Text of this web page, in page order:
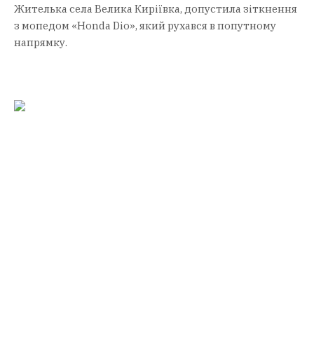
Жителька села Велика Киріївка, допустила зіткнення
з мопедом «Honda Dio», який рухався в попутному
напрямку.